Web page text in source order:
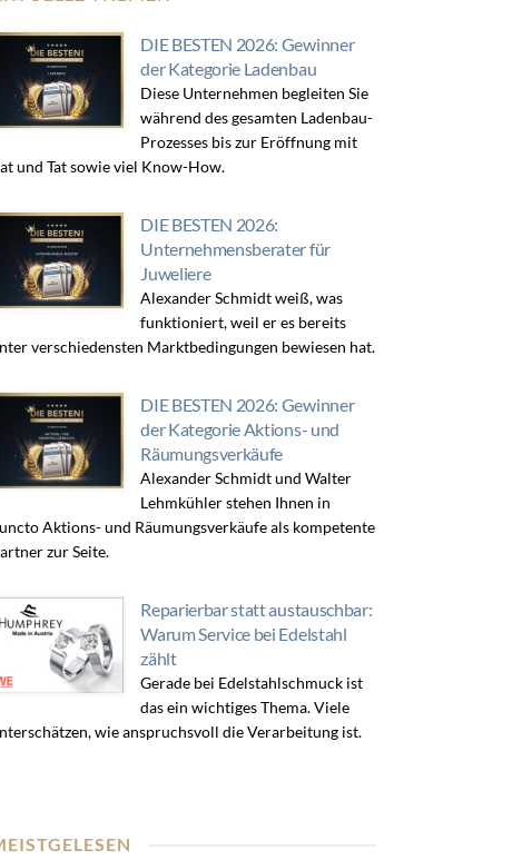
DIE BESTEN 2026: Gewinner
der Kategorie Ladenbau
Diese Unternehmen begleiten Sie
während des gesamten Ladenbau-
Prozesses bis zur Eröffnung mit
und Tat sowie viel Know-How.
DIE BESTEN 2026:
Unternehmensberater für
Juweliere
Alexander Schmidt weiß, was
funktioniert, weil er es bereits
verschiedensten Marktbedingungen bewiesen hat.
DIE BESTEN 2026: Gewinner
der Kategorie Aktions- und
Räumungsverkäufe
Alexander Schmidt und Walter
Lehmkühler stehen Ihnen in
Aktions- und Räumungsverkäufe als kompetente
zur Seite.
Reparierbar statt austauschbar:
Warum Service bei Edelstahl
zählt
Gerade bei Edelstahlschmuck ist
das ein wichtiges Thema. Viele
wie anspruchsvoll die Verarbeitung ist.